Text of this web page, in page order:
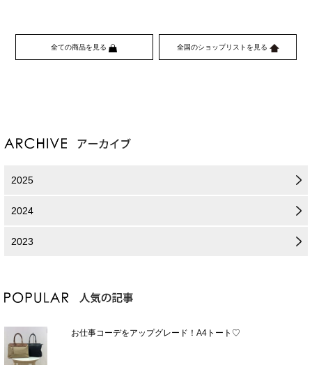
全ての商品を見る 全国のショップリストを見る
2025
2024
2023
お仕事コーデをアップグレード！A4トート♡